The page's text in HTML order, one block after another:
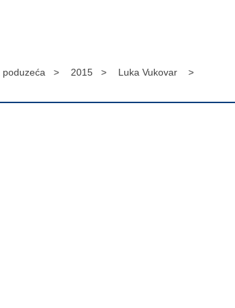
poduzeća > 2015 > Luka Vukovar >